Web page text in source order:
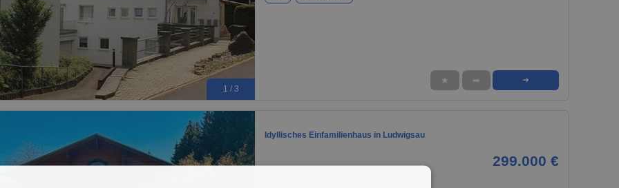
1 / 3
★ ➦ ➜
Idyllisches Einfamilienhaus in Ludwigsau
299.000 €